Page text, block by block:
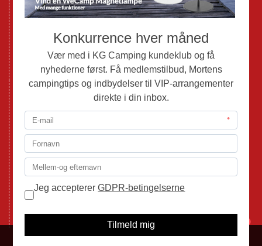
Webshop
Mortens Campingtips
KG Camping Kundeklub
Nyheder
Adria
Adria Autocampere
Eriba
Fendt
Hobby
Randger Van